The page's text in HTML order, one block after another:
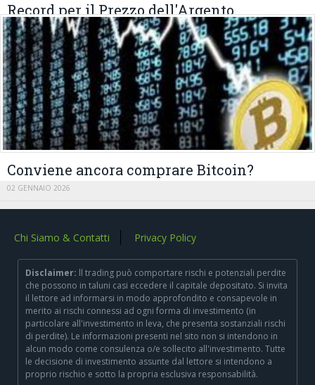
Record per il Prezzo dell'Argento
19 GENNAIO 2026
Conviene ancora comprare Bitcoin?
02 GENNAIO 2026
Chi Siamo & Contatti Privacy Policy
Disclaimer: ll trading può comportare rischi e potenziali perdite
che possono in taluni casi eccedere il capitale depositato. Si invita
il lettore ad informarsi in modo approfondito e consapevole in
merito ai rischi connessi ad ogni forma di investimento (in
particolare all'investimento in leva, che presenta sostanziali rischi
di perdite). Le informazioni presenti nel sito non si intendono in
alcun modo come consulenza o/e sollecito all'investimento. Tutte
le decisione di investimento assunte dal lettore si intendono a
proprio rischio e sotto la propria esclusiva responsabilità.